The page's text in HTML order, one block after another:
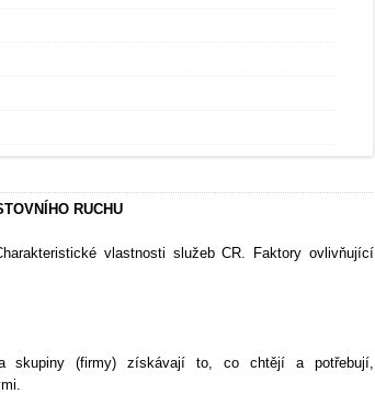
RUCHU
vlastnosti služeb CR. Faktory ovlivňující
skupiny (firmy) získávají to, co chtějí a potřebují,